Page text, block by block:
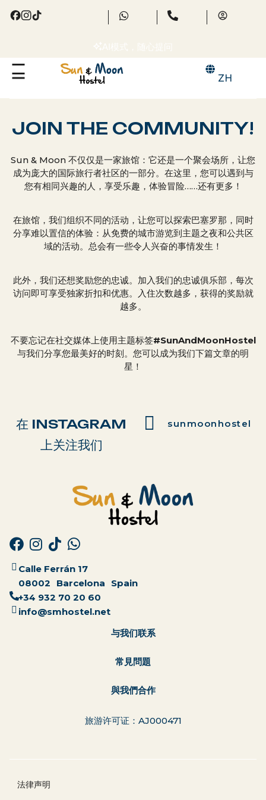
ZH
JOIN THE COMMUNITY!
Sun & Moon 不仅仅是一家旅馆：它还是一个聚会场所，让您
成为庞大的国际旅行者社区的一部分。在这里，您可以遇到与
您有相同兴趣的人，享受乐趣，体验冒险……还有更多！
在旅馆，我们组织不同的活动，让您可以探索巴塞罗那，同时
分享难以置信的体验：从免费的城市游览到主题之夜和公共区
域的活动。总会有一些令人兴奋的事情发生！
此外，我们还想奖励您的忠诚。加入我们的忠诚俱乐部，每次
访问即可享受独家折扣和优惠。入住次数越多，获得的奖励就
越多。
不要忘记在社交媒体上使用主题标签#SunAndMoonHostel
与我们分享您最美好的时刻。您可以成为我们下篇文章的明
星！
在 INSTAGRAM
上关注我们
sunmoonhostel
Calle Ferrán 17
08002
Barcelona
Spain
+34 932 70 20 60
info@smhostel.net
与我们联系
常見問題
與我們合作
旅游许可证：AJ000471
法律声明